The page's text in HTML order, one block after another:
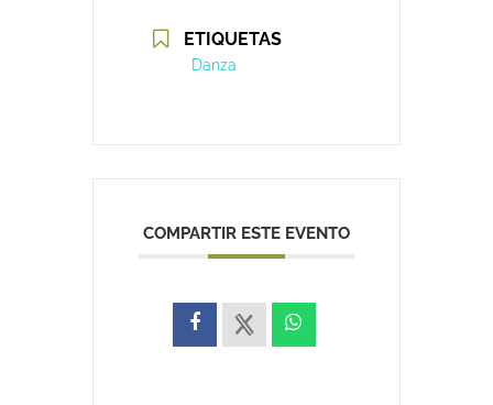
ETIQUETAS
Danza
COMPARTIR ESTE EVENTO